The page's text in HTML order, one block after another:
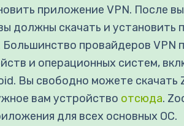
приложение VPN. После
должны скачать и установить
Большинство провайдеров
и операционных систем,
Вы свободно можете скачать
вам устройство отсюда.
для всех основных ОС.